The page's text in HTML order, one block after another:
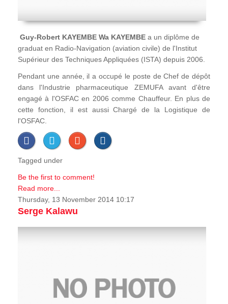
Guy-Robert KAYEMBE Wa KAYEMBE a un diplôme de
graduat en Radio-Navigation (aviation civile) de l'Institut
Supérieur des Techniques Appliquées (ISTA) depuis 2006.
Pendant une année, il a occupé le poste de Chef de dépôt
dans l'Industrie pharmaceutique ZEMUFA avant d'être
engagé à l'OSFAC en 2006 comme Chauffeur. En plus de
cette fonction, il est aussi Chargé de la Logistique de
l'OSFAC.
Tagged under
Be the first to comment!
Read more...
Thursday, 13 November 2014 10:17
Serge Kalawu